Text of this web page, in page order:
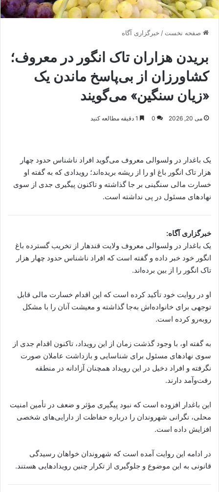
صفحه نخست / خبرگزاری آگاه
بریدن هزاران تاک انگور در معروف؛
کشاورزان از بی‌پاسخ ماندن یک
«زیان سنگین» می‌گویند
می 20, 2026 0
یک باغدار در ولسوالی معروف می‌گوید افراد ناشناس حدود چهار
هزار تاک انگور باغ او را از ریشه بریده‌اند؛ رویدادی که به گفته او
خسارت مالی سنگینی بر جا گذاشته و تاکنون پیگیری جدی از سوی
نهادهای مسئول در پی نداشته است.
خبرگزاری آگاه:
یک باغدار در ولسوالی معروف ولایت قندهار از تخریب گسترده باغ
انگور خود خبر داده و گفته است که افراد ناشناس حدود چهار هزار
تاک انگور را از بین برده‌اند.
او در روایت خود تأکید کرده است که این اقدام خسارت مالی قابل
توجهی برای خانواده‌اش به‌جا گذاشته و معیشت آنان را با مشکل
روبه‌رو کرده است.
به گفته او، با وجود گذشت زمان از این رویداد، تاکنون اقدام جدی از
سوی نهادهای مسئول برای شناسایی و بازداشت عاملان صورت
نگرفته و افراد دخیل در این رویداد همچنان آزادانه در منطقه
رفت‌وآمد دارند.
این باغدار افزوده است که نبود پیگیری مؤثر و ضعف در تأمین امنیت
محلی، نگرانی شهروندان را درباره حفاظت از دارایی‌های شخصی
افزایش داده است.
در ادامه این روایت آمده است که شهروندان خواهان رسیدگی
قانونی به این موضوع و جلوگیری از تکرار چنین رویدادهایی هستند.